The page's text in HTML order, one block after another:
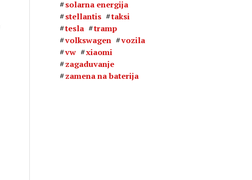
solarna energija
stellantis
taksi
tesla
tramp
volkswagen
vozila
vw
xiaomi
zagaduvanje
zamena na baterija